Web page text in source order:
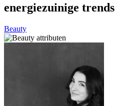
energiezuinige trends
Beauty